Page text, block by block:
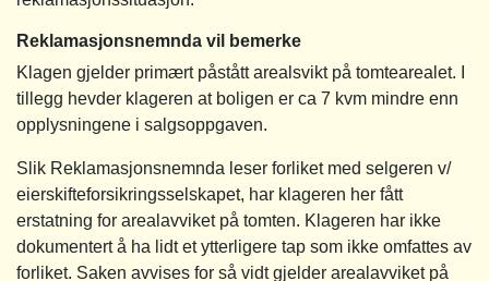
Reklamasjonsnemnda vil bemerke
Klagen gjelder primært påstått arealsvikt på tomtearealet. I
tillegg hevder klageren at boligen er ca 7 kvm mindre enn
opplysningene i salgsoppgaven.
Slik Reklamasjonsnemnda leser forliket med selgeren v/
eierskifteforsikringsselskapet, har klageren her fått
erstatning for arealavviket på tomten. Klageren har ikke
dokumentert å ha lidt et ytterligere tap som ikke omfattes av
forliket. Saken avvises for så vidt gjelder arealavviket på